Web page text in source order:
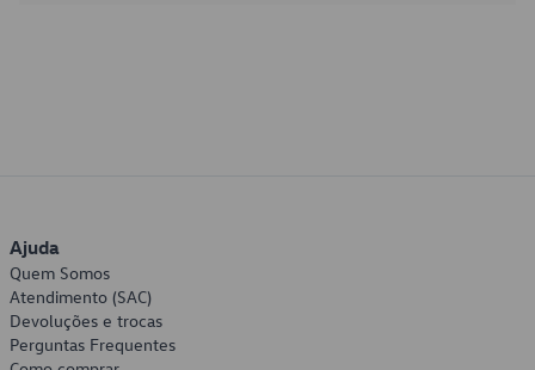
Ajuda
Quem Somos
Atendimento (SAC)
Devoluções e trocas
Perguntas Frequentes